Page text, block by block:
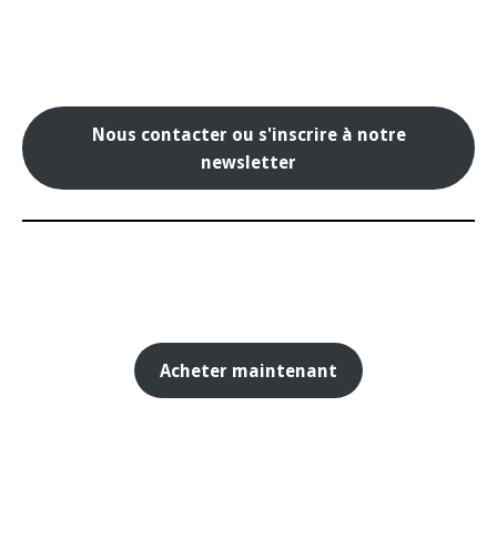
Nous contacter ou s'inscrire à notre
newsletter
Acheter maintenant